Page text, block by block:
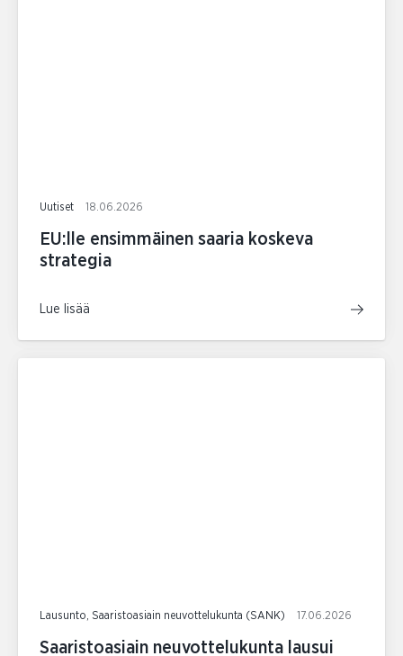
Uutiset 18.06.2026
EU:lle ensimmäinen saaria koskeva
strategia
Lue lisää
Lausunto, Saaristoasiain neuvottelukunta (SANK) 17.06.2026
Saaristoasiain neuvottelukunta lausui